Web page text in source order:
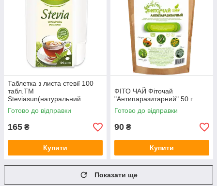
Таблетка з листа стевії 100
табл.ТМ
Steviasun(натуральний
цукрозамінник) 100%
підсолоджувач
Готово до відправки
165 ₴
Купити
ФІТО ЧАЙ Фіточай
"Антипаразитарний" 50 г.
Готово до відправки
90 ₴
Купити
Показати ще